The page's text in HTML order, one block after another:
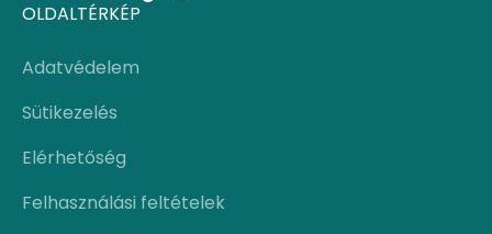
OLDALTÉRKÉP
Adatvédelem
Sütikezelés
Elérhetőség
Felhasználási feltételek